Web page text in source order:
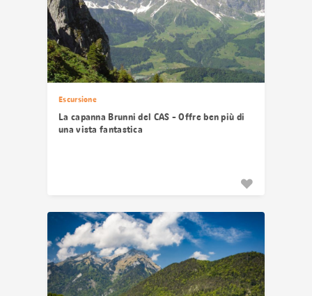
Escursione
La capanna Brunni del CAS - Offre ben più di
una vista fantastica